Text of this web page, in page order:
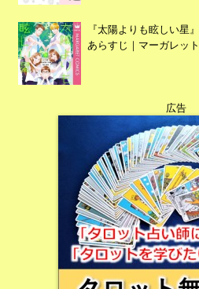
『太陽よりも眩しい星
あらすじ｜マーガレット
広告